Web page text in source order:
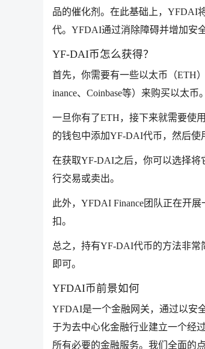
品的催化剂。在此基础上，YFDAI
代。YFDAI通过消除障碍并增加安
YF-DAI币怎么获得？
首先，你需要有一些以太币（ETH
inance、Coinbase等）来购买以太币。
一旦你有了ETH，接下来就需要使
的钱包中添加YF-DAI代币，然后使
在获取YF-DAI之后，你可以选择
行交易或卖出。
此外，YFDAI Finance团队正在开
扣。
总之，持有YF-DAI代币的方法非
即可。
YFDAI币前景如何
YFDAI是一个金融网关，通过以安
于为去中心化金融行业建立一个经
所有必要的金融服务。我们全面的